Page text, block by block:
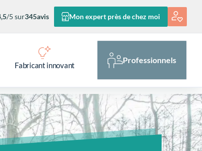
/5 sur345avis Mon expert près de chez moi
Fabricant innovant
Professionnels